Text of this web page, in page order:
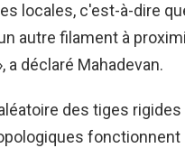
locales, c'est-à-dire
autre filament à
a déclaré Mahadevan.
des tiges
fonctionnent